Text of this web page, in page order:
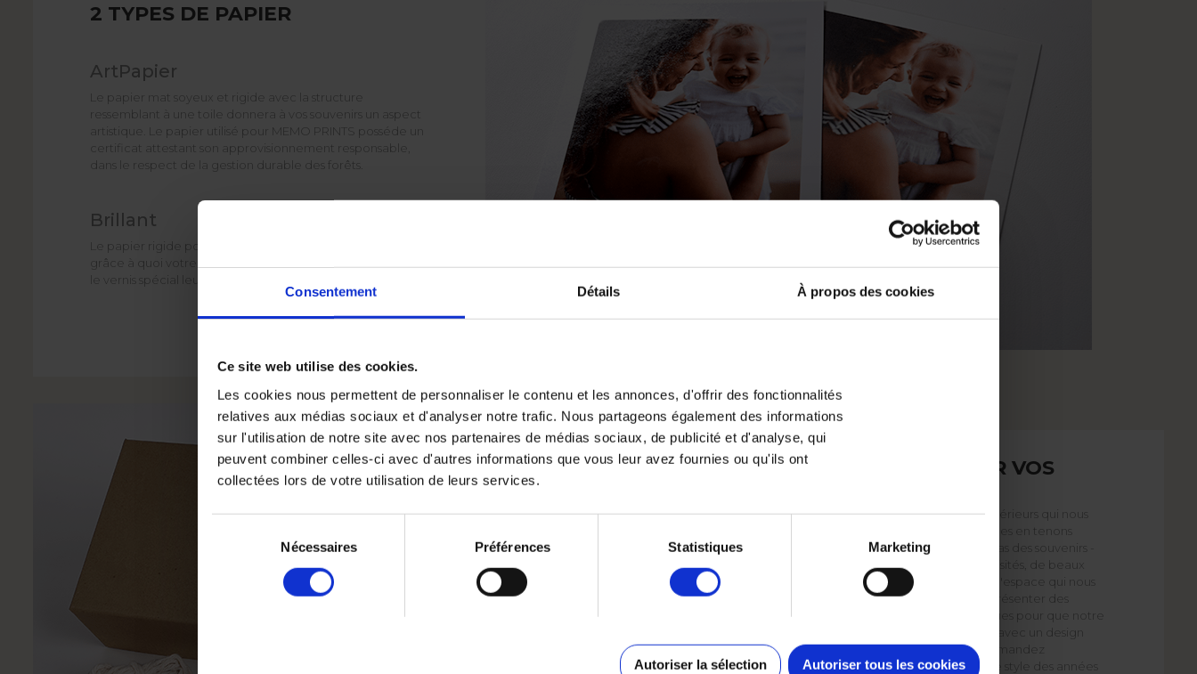
Consentement Détails À propos des cookies
Ce site web utilise des cookies.
Les cookies nous permettent de personnaliser le contenu et les annonces, d'offrir des fonctionnalités
relatives aux médias sociaux et d'analyser notre trafic. Nous partageons également des informations
sur l'utilisation de notre site avec nos partenaires de médias sociaux, de publicité et d'analyse, qui
peuvent combiner celles-ci avec d'autres informations que vous leur avez fournies ou qu'ils ont
collectées lors de votre utilisation de leurs services.
consentement
Nécessaires Préférences Statistiques Marketing
Autoriser la sélection Autoriser tous les cookies
2 TYPES DE PAPIER
ArtPapier
Le papier mat soyeux et rigide avec la structure
ressemblant à une toile donnera à vos souvenirs un aspect
artistique. Le papier utilisé pour MEMO PRINTS posséde un
certificat attestant son approvisionnement responsable,
dans le respect de la gestion durable des forêts.
Brillant
Le papier rigide pour imprimer vos photos est verni en plus
grâce à quoi votre MEMO PRINTS gagnent en durabilité et
le vernis spécial leur apport de la brillance.
SOYEZ ENTOURÉS PAR VOS
Nous voulons nous sentir bien dans les intérieurs qui nous
entourent. Nous aménageons nos espaces en tenons
compte vos stylés préférés. N'oublions pas des souvenirs -
les visages de nos proches, les endroits visités, de beaux
paysages constituent aussi l'élément de l'espace qui nous
entoure... Il vaudrait mieux de pouvoir présenter des
photographies selon nos goûts esthétiques pour que notre
environnement soit plein de l'harmonie avec un design
moderne. Par conséquent vous vous demandez
certainement s'il est possible d'obtenir le style des années